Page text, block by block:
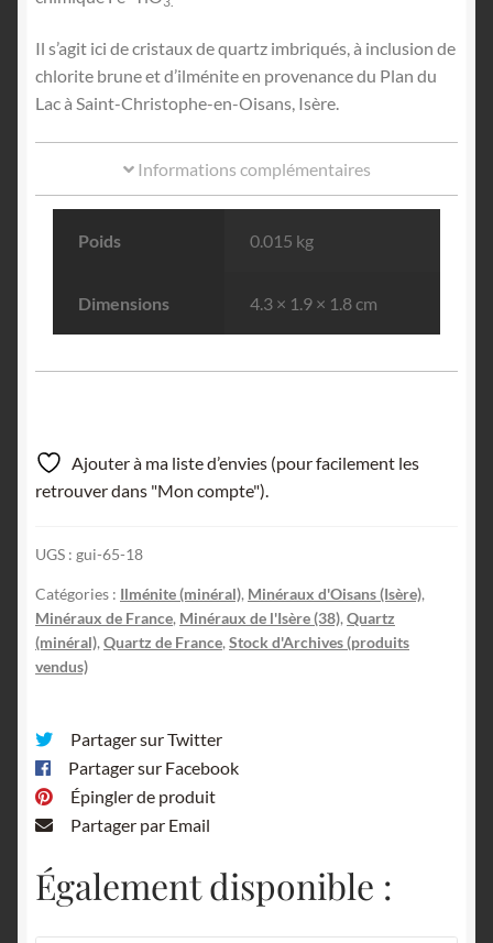
Il s’agit ici de cristaux de quartz imbriqués, à inclusion de
chlorite brune et d’ilménite en provenance du Plan du
Lac à Saint-Christophe-en-Oisans, Isère.
Informations complémentaires
Poids 0.015 kg
Dimensions 4.3 × 1.9 × 1.8 cm
Ajouter à ma liste d’envies (pour facilement les
retrouver dans "Mon compte").
UGS : gui-65-18
Catégories : Ilménite (minéral), Minéraux d'Oisans (Isère),
Minéraux de France, Minéraux de l'Isère (38),Quartz
(minéral),Quartz de France,Stock d'Archives (produits
vendus)
Partager sur Twitter
Partager sur Facebook
Épingler de produit
Partager par Email
Également disponible :